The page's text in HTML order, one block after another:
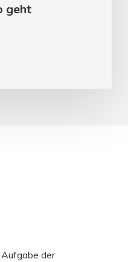
geht
der